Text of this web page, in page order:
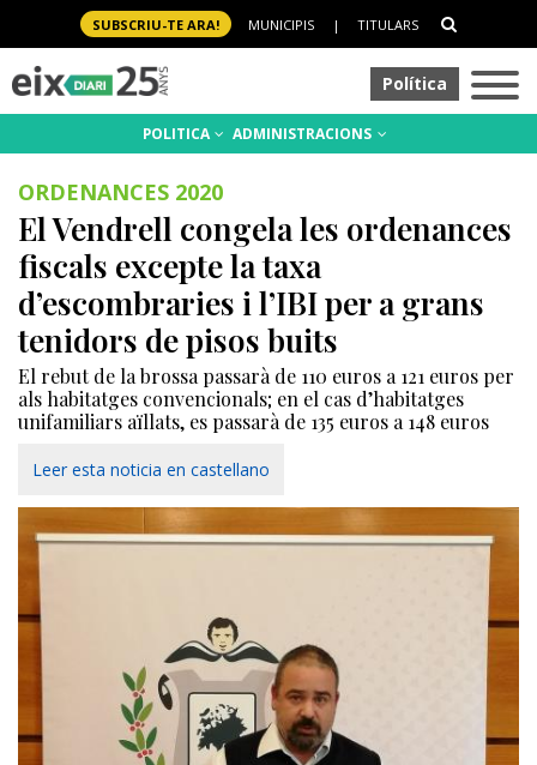
SUBSCRIU-TE ARA! MUNICIPIS | TITULARS
Política
POLITICA ADMINISTRACIONS
ORDENANCES 2020
El Vendrell congela les ordenances
fiscals excepte la taxa
d’escombraries i l’IBI per a grans
tenidors de pisos buits
El rebut de la brossa passarà de 110 euros a 121 euros per
als habitatges convencionals; en el cas d’habitatges
unifamiliars aïllats, es passarà de 135 euros a 148 euros
Leer esta noticia en castellano